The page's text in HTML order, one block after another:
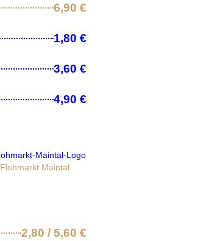
6,90 €
1,80 €
3,60 €
4,90 €
Flohmarkt Maintal
2,80 / 5,60 €